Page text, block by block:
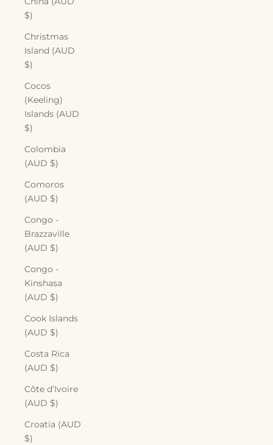
$)
Christmas
Island (AUD
$)
Cocos
(Keeling)
Islands (AUD
$)
Colombia
(AUD $)
Comoros
(AUD $)
Congo -
Brazzaville
(AUD $)
Congo -
Kinshasa
(AUD $)
Cook Islands
(AUD $)
Costa Rica
(AUD $)
Côte d’Ivoire
(AUD $)
Croatia (AUD
$)